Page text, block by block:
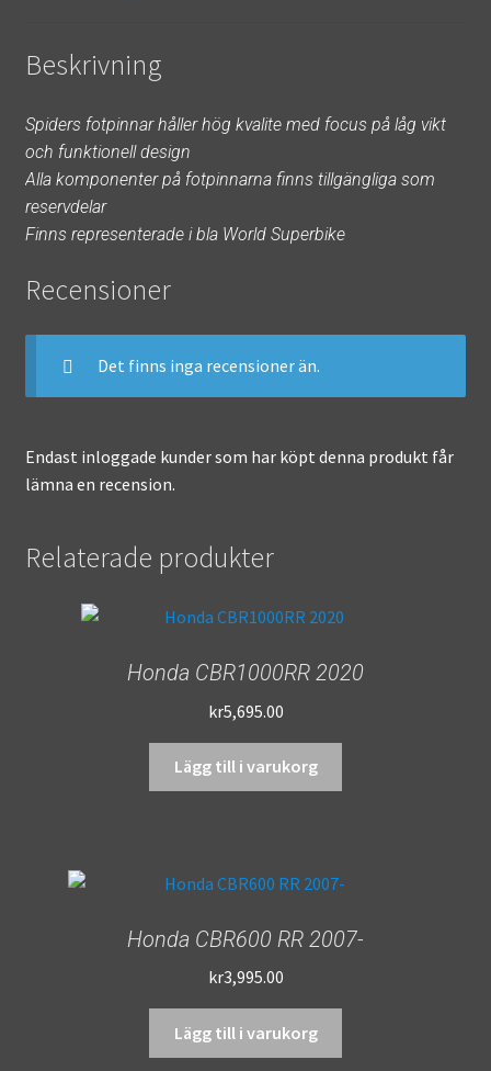
Beskrivning
Spiders fotpinnar håller hög kvalite med focus på låg vikt
och funktionell design
Alla komponenter på fotpinnarna finns tillgängliga som
reservdelar
Finns representerade i bla World Superbike
Recensioner
Det finns inga recensioner än.
Endast inloggade kunder som har köpt denna produkt får
lämna en recension.
Relaterade produkter
Honda CBR1000RR 2020
kr5,695.00
Lägg till i varukorg
Honda CBR600 RR 2007-
kr3,995.00
Lägg till i varukorg